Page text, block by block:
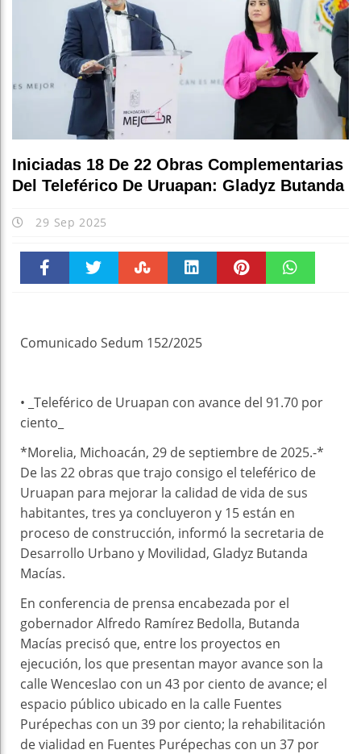
Iniciadas 18 De 22 Obras Complementarias
Del Teleférico De Uruapan: Gladyz Butanda
29 Sep 2025
Comunicado Sedum 152/2025
• _Teleférico de Uruapan con avance del 91.70 por
ciento_
*Morelia, Michoacán, 29 de septiembre de 2025.-*
De las 22 obras que trajo consigo el teleférico de
Uruapan para mejorar la calidad de vida de sus
habitantes, tres ya concluyeron y 15 están en
proceso de construcción, informó la secretaria de
Desarrollo Urbano y Movilidad, Gladyz Butanda
Macías.
En conferencia de prensa encabezada por el
gobernador Alfredo Ramírez Bedolla, Butanda
Macías precisó que, entre los proyectos en
ejecución, los que presentan mayor avance son la
calle Wenceslao con un 43 por ciento de avance; el
espacio público ubicado en la calle Fuentes
Purépechas con un 39 por ciento; la rehabilitación
de vialidad en Fuentes Purépechas con un 37 por